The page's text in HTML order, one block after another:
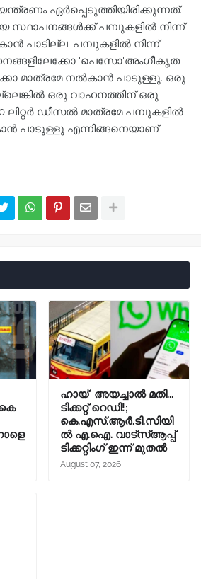
ഏർപ്പെടുത്തിയിരിക്കുന്നത്.
പമ്പുകളിൽ നിന്ന്
പാടില്ല. പമ്പുകളിൽ നിന്ന്
'പെസോ'അംഗീകൃത
മാത്രമേ നൽകാൻ പാടുള്ളു. ഒരു
ഒരു വാഹനത്തിന് ഒരു
ലിറ്റർ ഡീസൽ മാത്രമേ പമ്പുകളിൽ
പാടുള്ളു എന്നിങ്ങനെയാണ്
ഹായ്' അയച്ചാല്‍ മതി...
ടിക്കറ്റ് റെഡി!;
കെ.എസ്.ആര്‍.ടി.സിയി
ല്‍ എ.ഐ. വാട്സ്ആപ്പ്
ടിക്കറ്റിംഗ് ഇന്ന് മുതല്‍
August 07, 2026